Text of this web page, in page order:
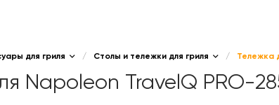
для гриля / Столы и тележки для гриля / Тележка
Napoleon TravelQ PRO-